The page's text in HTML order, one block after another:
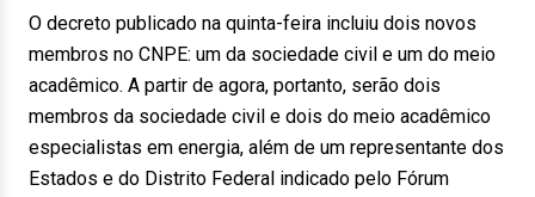
O decreto publicado na quinta-feira incluiu dois novos
membros no CNPE: um da sociedade civil e um do meio
acadêmico. A partir de agora, portanto, serão dois
membros da sociedade civil e dois do meio acadêmico
especialistas em energia, além de um representante dos
Estados e do Distrito Federal indicado pelo Fórum